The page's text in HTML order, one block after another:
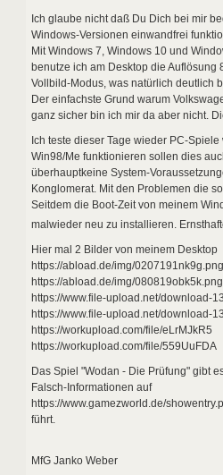
Ich glaube nicht daß Du Dich bei mir
Windows-Versionen einwandfrei
Mit Windows 7, Windows 10 und
benutze ich am Desktop die
Vollbild-Modus, was natürlich deutlich
Der einfachste Grund warum
ganz sicher bin ich mir da aber nicht.
Ich teste dieser Tage wieder PC-
Win98/Me funktionieren sollen dies
überhauptkeine System-
Konglomerat. Mit den Problemen die
Seitdem die Boot-Zeit von meinem
malwieder neu zu installieren.
Hier mal 2 Bilder von meinem Desktop
https://abload.de/img/0207191nk9g.png
https://abload.de/img/080819obk5k.png
https://www.file-upload.net/download-
https://www.file-upload.net/download-
https://workupload.com/file/eLrMJkR5
https://workupload.com/file/559UuFDA
Das Spiel "Wodan - Die Prüfung" gibt
Falsch-Informationen auf
https://www.gamezworld.de/
führt.
MfG Janko Weber